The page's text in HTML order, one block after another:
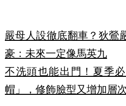
嚴母人設徹底翻車？狄鶯
豪：未來一定像馬英九
不洗頭也能出門！夏季
帽」，修飾臉型又增加層